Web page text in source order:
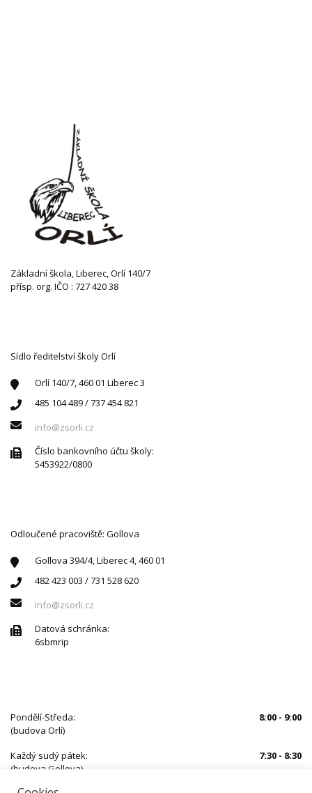
Základní škola, Liberec, Orlí 140/7
přísp. org. IČO : 727 420 38
Sídlo ředitelství školy Orlí
Orlí 140/7, 460 01 Liberec 3
485 104 489 / 737 454 821
info@zsorli.cz
Číslo bankovního účtu školy:
5453922/0800
Odloučené pracoviště: Gollova
Gollova 394/4, Liberec 4, 460 01
482 423 003 / 731 528 620
info@zsorli.cz
Datová schránka:
6sbmrip
Pondělí-Středa:
8:00 - 9:00
(budova Orlí)
Každý sudý pátek:
7:30 - 8:30
(budova Gollova)